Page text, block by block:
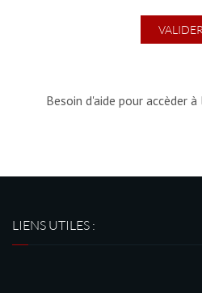
Besoin d'aide pour accèder
LIENS UTILES :